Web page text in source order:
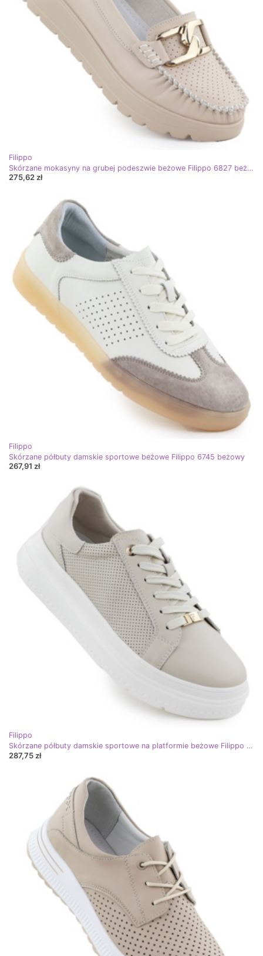
Filippo
Skórzane mokasyny na grubej podeszwie beżowe Filippo 6827 beżowy
275,62 zł
Filippo
Skórzane półbuty damskie sportowe beżowe Filippo 6745 beżowy
267,91 zł
Filippo
Skórzane półbuty damskie sportowe na platformie beżowe Filippo 6731 beżowy
287,75 zł